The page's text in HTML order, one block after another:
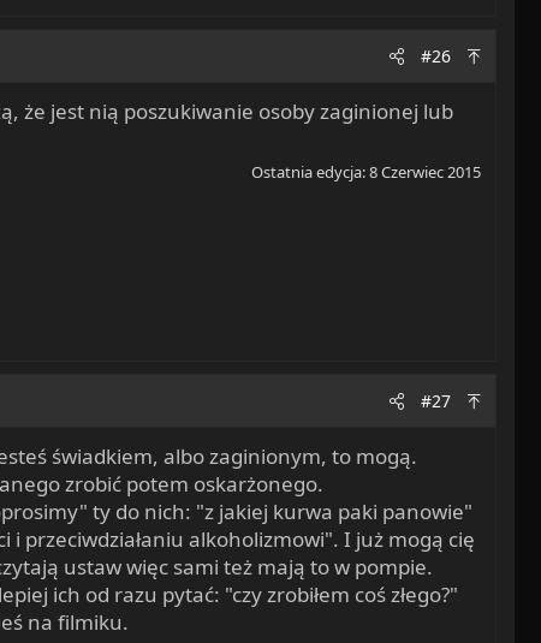
#26
że jest nią poszukiwanie osoby zaginionej lub
Ostatnia edycja:8 Czerwiec 2015
#27
świadkiem, albo zaginionym, to mogą.
zrobić potem oskarżonego.
ty do nich: "z jakiej kurwa paki panowie"
przeciwdziałaniu alkoholizmowi". I już mogą cię
ustaw więc sami też mają to w pompie.
ich od razu pytać: "czy zrobiłem coś złego?"
na filmiku.